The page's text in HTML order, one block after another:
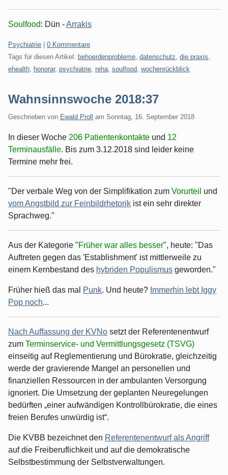
Soulfood: Dün -Arrakis
Kategorien:
Psychiatrie
0 Kommentare
Tags für diesen Artikel: behoerdenprobleme datenschutz die praxis
ehealth
honorar, psychiatrie reha soulfood wochenrückblick
Wahnsinnswoche 2018:37
Geschrieben von Ewald Proll am Sonntag, 16. September 2018
In dieser Woche 206 Patientenkontakte und 12
Terminausfälle. Bis zum 3.12.2018 sind leider keine
Termine mehr frei.
"Der verbale Weg von der Simplifikation zum Vorurteil und
vom Angstbild zur Feinbildrhetorik ist ein sehr direkter
Sprachweg."
Aus der Kategorie "Früher war alles besser", heute: "Das
Auftreten gegen das 'Establishment' ist mittlerweile zu
einem Kernbestand des hybriden Populismus geworden."
Früher hieß das mal Punk. Und heute? Immerhin lebt Iggy
Pop noch...
Nach Auffassung der KVNo setzt der Referentenentwurf
zum Terminservice- und Vermittlungsgesetz (TSVG)
einseitig auf Reglementierung und Bürokratie, gleichzeitig
werde der gravierende Mangel an personellen und
finanziellen Ressourcen in der ambulanten Versorgung
ignoriert. Die Umsetzung der geplanten Neuregelungen
bedürften „einer aufwändigen Kontrollbürokratie, die eines
freien Berufes unwürdig ist“.
Die KVBB bezeichnet den Referentenentwurf als Angriff
auf die Freiberuflichkeit und auf die demokratische
Selbstbestimmung der Selbstverwaltungen.